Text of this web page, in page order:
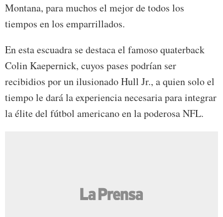
Montana, para muchos el mejor de todos los
tiempos en los emparrillados.
En esta escuadra se destaca el famoso quaterback
Colin Kaepernick, cuyos pases podrían ser
recibidios por un ilusionado Hull Jr., a quien solo el
tiempo le dará la experiencia necesaria para integrar
la élite del fútbol americano en la poderosa NFL.